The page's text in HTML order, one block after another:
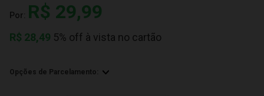
Por: R$ 29,99
R$ 28,49 5% off à vista no cartão
Opções de Parcelamento: